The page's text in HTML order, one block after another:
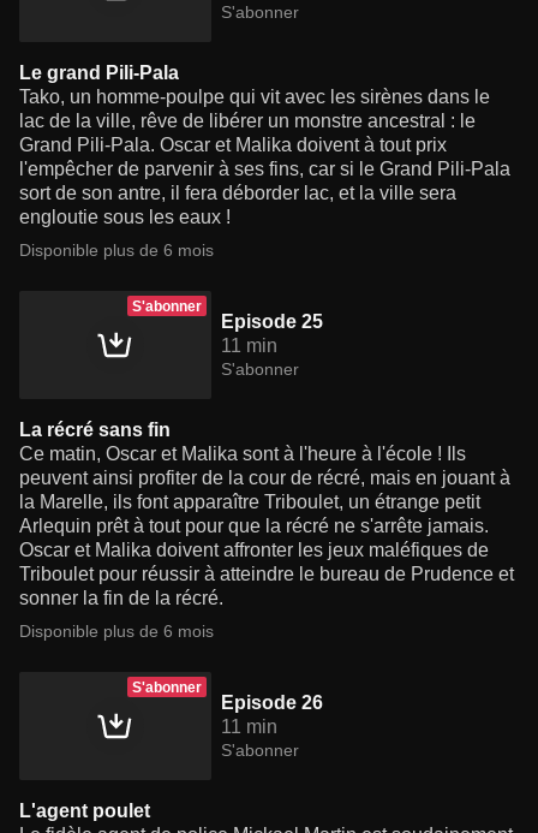
S'abonner
Le grand Pili-Pala
Tako, un homme-poulpe qui vit avec les sirènes dans le
lac de la ville, rêve de libérer un monstre ancestral : le
Grand Pili-Pala. Oscar et Malika doivent à tout prix
l'empêcher de parvenir à ses fins, car si le Grand Pili-Pala
sort de son antre, il fera déborder lac, et la ville sera
engloutie sous les eaux !
Disponible plus de 6 mois
S'abonner
Episode 25
11 min
S'abonner
La récré sans fin
Ce matin, Oscar et Malika sont à l'heure à l'école ! Ils
peuvent ainsi profiter de la cour de récré, mais en jouant à
la Marelle, ils font apparaître Triboulet, un étrange petit
Arlequin prêt à tout pour que la récré ne s'arrête jamais.
Oscar et Malika doivent affronter les jeux maléfiques de
Triboulet pour réussir à atteindre le bureau de Prudence et
sonner la fin de la récré.
Disponible plus de 6 mois
S'abonner
Episode 26
11 min
S'abonner
L'agent poulet